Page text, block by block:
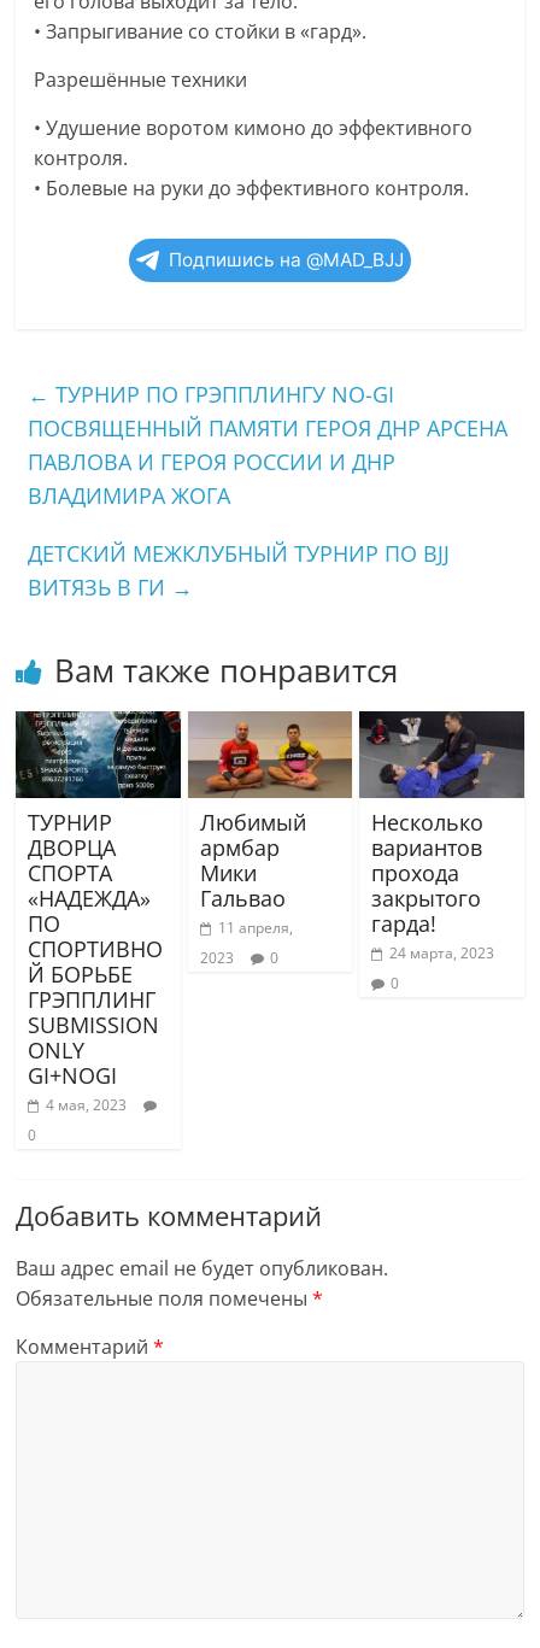
• Запрыгивание со стойки в «гард».
Разрешённые техники
• Удушение воротом кимоно до эффективного
контроля.
• Болевые на руки до эффективного контроля.
Подпишись на @MAD_BJJ
← ТУРНИР ПО ГРЭППЛИНГУ NO-GI
ПОСВЯЩЕННЫЙ ПАМЯТИ ГЕРОЯ ДНР АРСЕНА
ПАВЛОВА И ГЕРОЯ РОССИИ И ДНР
ВЛАДИМИРА ЖОГА
ДЕТСКИЙ МЕЖКЛУБНЫЙ ТУРНИР ПО BJJ
ВИТЯЗЬ В ГИ →
Вам также понравится
ТУРНИР
ДВОРЦА
СПОРТА
«НАДЕЖДА»
ПО
СПОРТИВНО
Й БОРЬБЕ
ГРЭППЛИНГ
SUBMISSION
ONLY
GI+NOGI
4 мая, 2023
0
Любимый
армбар
Мики
Гальвао
11 апреля,
2023
0
Несколько
вариантов
прохода
закрытого
гарда!
24 марта, 2023
0
Добавить комментарий
Ваш адрес email не будет опубликован.
Обязательные поля помечены*
Комментарий*